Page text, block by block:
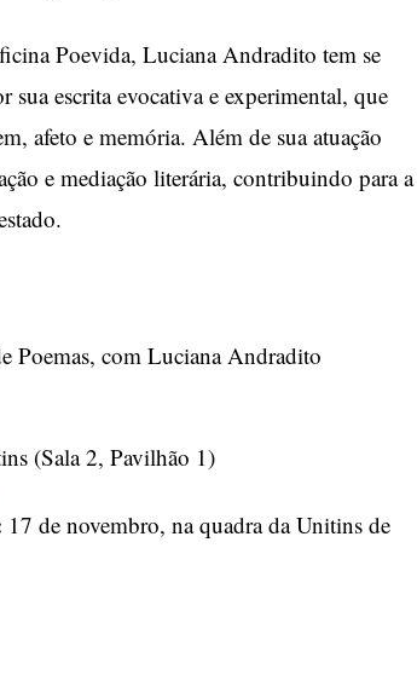
Poevida, Luciana Andradito tem se
sua escrita evocativa e experimental, que
afeto e memória. Além de sua atuação
e mediação literária, contribuindo para a
Poemas, com Luciana Andradito
(Sala 2, Pavilhão 1)
17 de novembro, na quadra da Unitins de